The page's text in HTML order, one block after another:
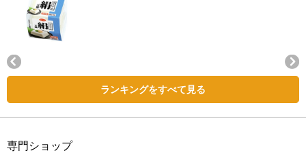
ランキングをすべて見る
専門ショップ